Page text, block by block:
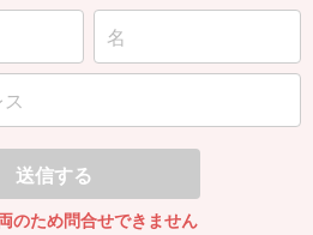
送信する
のため問合せできません